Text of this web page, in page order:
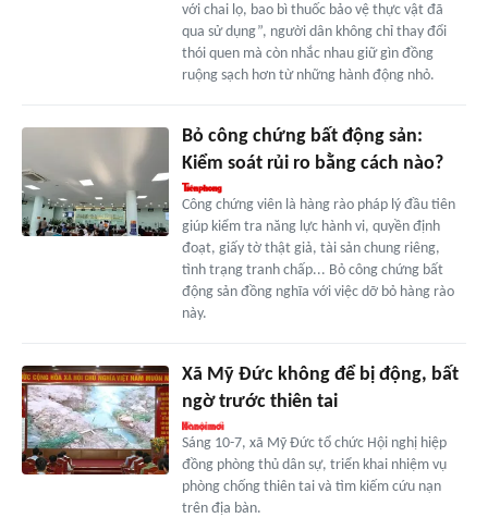
với chai lọ, bao bì thuốc bảo vệ thực vật đã
qua sử dụng”, người dân không chỉ thay đổi
thói quen mà còn nhắc nhau giữ gìn đồng
ruộng sạch hơn từ những hành động nhỏ.
Bỏ công chứng bất động sản:
Kiểm soát rủi ro bằng cách nào?
Công chứng viên là hàng rào pháp lý đầu tiên
giúp kiểm tra năng lực hành vi, quyền định
đoạt, giấy tờ thật giả, tài sản chung riêng,
tình trạng tranh chấp... Bỏ công chứng bất
động sản đồng nghĩa với việc dỡ bỏ hàng rào
này.
Xã Mỹ Đức không để bị động, bất
ngờ trước thiên tai
Sáng 10-7, xã Mỹ Đức tổ chức Hội nghị hiệp
đồng phòng thủ dân sự, triển khai nhiệm vụ
phòng chống thiên tai và tìm kiếm cứu nạn
trên địa bàn.